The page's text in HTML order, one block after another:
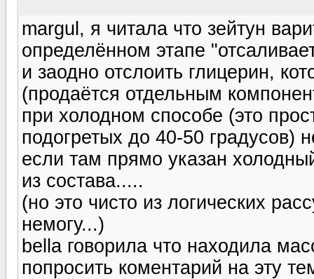
margul, я читала что зейтун
определённом этапе
и заодно отслоить глицерин,
(продаётся отдельным
при холодном способе (это
подогретых до 40-50 градусов)
если там прямо указан
из состава.....
(но это чисто из логических
немогу...)
bella говорила что находила
попросить коментарий на эту